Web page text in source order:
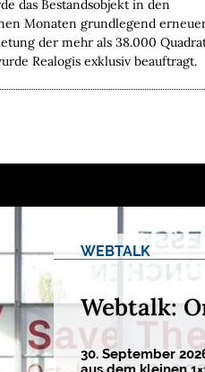
das Bestandsobjekt in den
Monaten grundlegend
der mehr als 38.000
Realogis exklusiv beauftragt.
WEBTALK
Webtalk:
30. September
aus dem kleinen